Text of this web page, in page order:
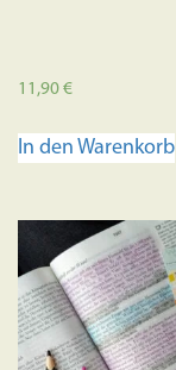
11,90€
In den Warenkorb